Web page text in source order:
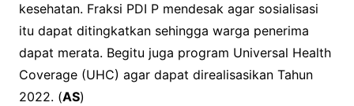
kesehatan. Fraksi PDI P mendesak agar sosialisasi
itu dapat ditingkatkan sehingga warga penerima
dapat merata. Begitu juga program Universal Health
Coverage (UHC) agar dapat direalisasikan Tahun
2022. (AS)